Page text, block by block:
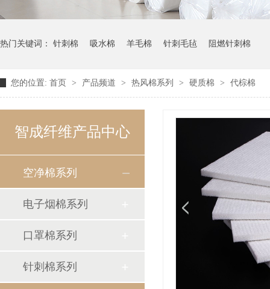
热门关键词： 针刺棉 吸水棉 羊毛棉 针刺毛毡 阻燃针刺棉
您的位置: 首页 > 产品频道 > 热风棉系列 > 硬质棉 > 代棕棉
智成纤维产品中心
空净棉系列
电子烟棉系列
口罩棉系列
针刺棉系列